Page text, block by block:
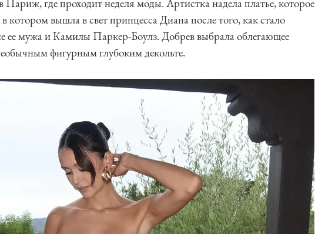
Париж, где проходит неделя моды. Артистка надела платье, которое
котором вышла в свет принцесса Диана после того, как стало
ее мужа и Камилы Паркер-Боулз. Добрев выбрала облегающее
фигурным глубоким декольте.